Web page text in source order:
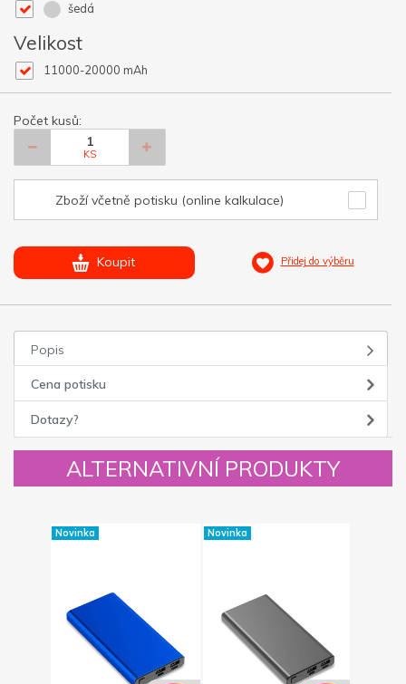
šedá
Velikost
11000-20000 mAh
Počet kusů:
KS
Zboží včetně potisku (online kalkulace)
Koupit Přidej do výběru
Popis
Cena potisku
Dotazy?
ALTERNATIVNÍ PRODUKTY
Novinka Novinka